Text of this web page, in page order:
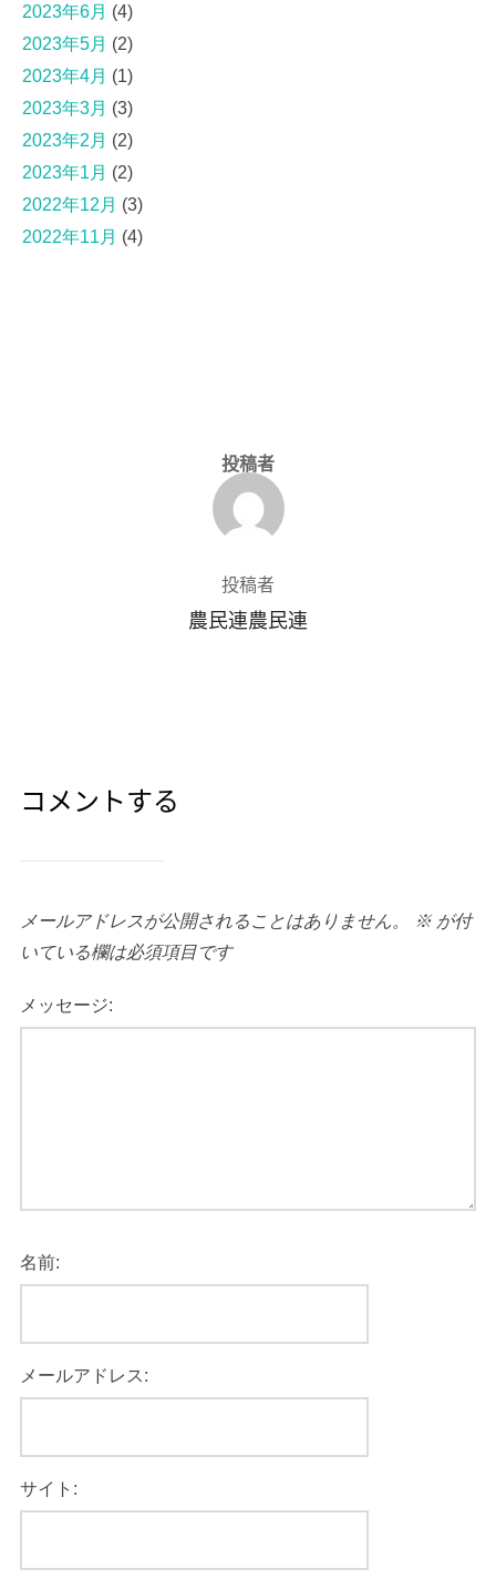
2023年6月 (4)
2023年5月 (2)
2023年4月 (1)
2023年3月 (3)
2023年2月 (2)
2023年1月 (2)
2022年12月 (3)
2022年11月 (4)
投稿者
投稿者
農民連農民連
コメントする
メールアドレスが公開されることはありません。 ※が付
いている欄は必須項目です
メッセージ:
名前:
メールアドレス:
サイト: